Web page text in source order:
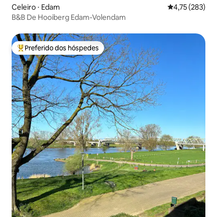
Celeiro ⋅ Edam 4,75 de uma
4,75 (283)
B&B De Hooiberg Edam-Volendam
Entre os melhores preferidos dos hóspedes
Preferido dos hóspedes